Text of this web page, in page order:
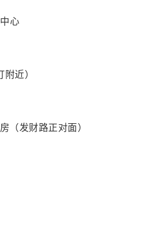
心
近）
（发财路正对面）